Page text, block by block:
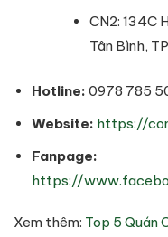
CN2: 134C
Tân Bình,
Hotline: 0978 785
Website: https://
Fanpage:
https://
Xem thêm: Top 5 Quán